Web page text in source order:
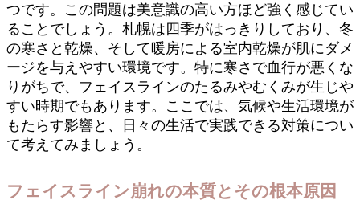
つです。この問題は美意識の高い方ほど強く感じてい
ることでしょう。札幌は四季がはっきりしており、冬
の寒さと乾燥、そして暖房による室内乾燥が肌にダメ
ージを与えやすい環境です。特に寒さで血行が悪くな
りがちで、フェイスラインのたるみやむくみが生じや
すい時期でもあります。ここでは、気候や生活環境が
もたらす影響と、日々の生活で実践できる対策につい
て考えてみましょう。
フェイスライン崩れの本質とその根本原因